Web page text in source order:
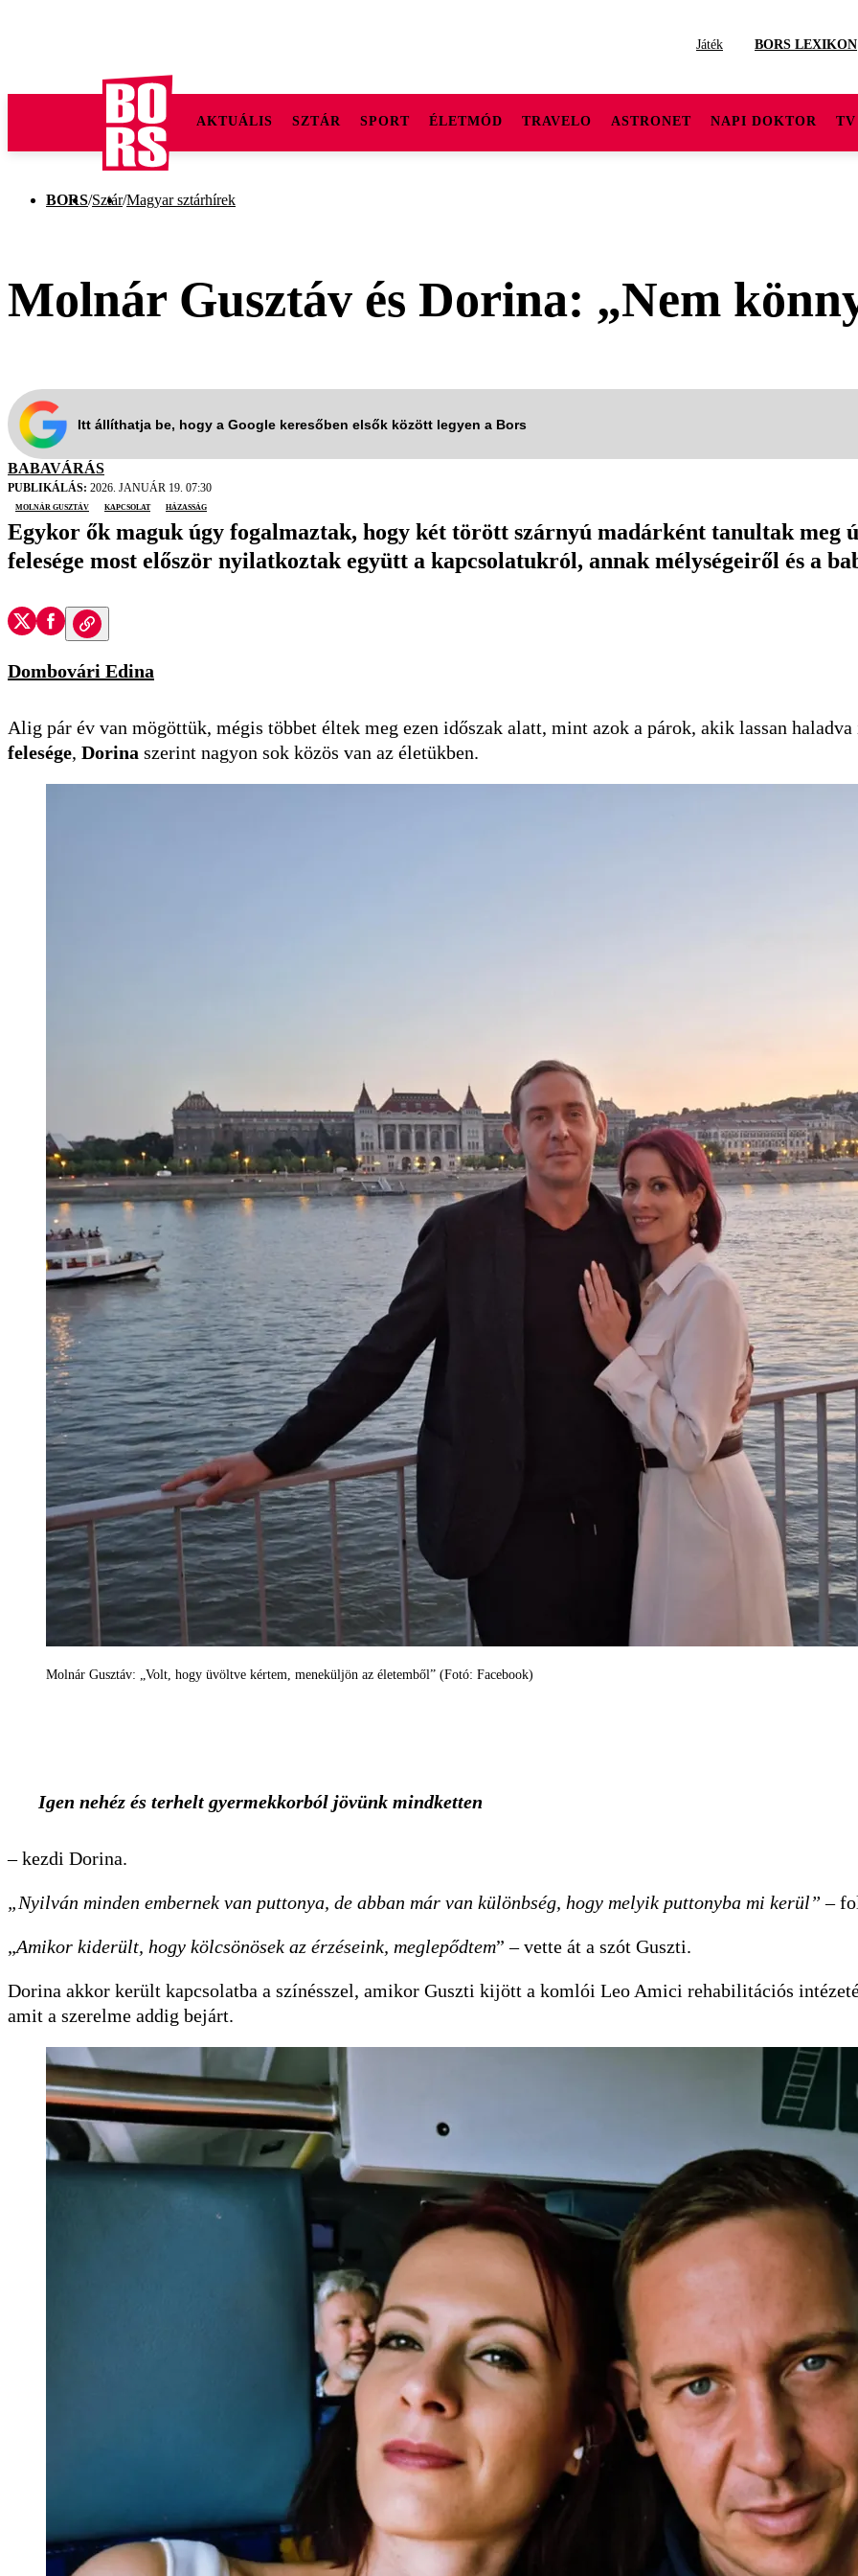
Játék BORS LEXIKON
AKTUÁLIS SZTÁR SPORT ÉLETMÓD TRAVELO ASTRONET NAPI DOKTOR TV
BORS/Sztár/Magyar sztárhírek
Molnár Gusztáv és Dorina: „Nem
Itt állíthatja be, hogy a Google keresőben elsők között legyen a Bors
BABAVÁRÁS
PUBLIKÁLÁS: 2026. JANUÁR 19. 07:30
Molnár Gusztáv
kapcsolat házasság
Egykor ők maguk úgy fogalmaztak, hogy két törött szárnyú madárként tanultak meg
felesége most először nyilatkoztak együtt a kapcsolatukról, annak mélységeiről és a
Dombovári Edina
Alig pár év van mögöttük, mégis többet éltek meg ezen időszak alatt, mint azok a párok, akik lassan
felesége, Dorina szerint nagyon sok közös van az életükben.
Molnár Gusztáv: „Volt, hogy üvöltve kértem, meneküljön az életemből” (Fotó: Facebook)
Igen nehéz és terhelt gyermekkorból jövünk mindketten
– kezdi Dorina.
„Nyilván minden embernek van puttonya, de abban már van különbség, hogy melyik puttonyba mi kerül”–
„Amikor kiderült, hogy kölcsönösek az érzéseink, meglepődtem” – vette át a szót Guszti.
Dorina akkor került kapcsolatba a színésszel, amikor Guszti kijött a komlói Leo Amici rehabilitációs
amit a szerelme addig bejárt.